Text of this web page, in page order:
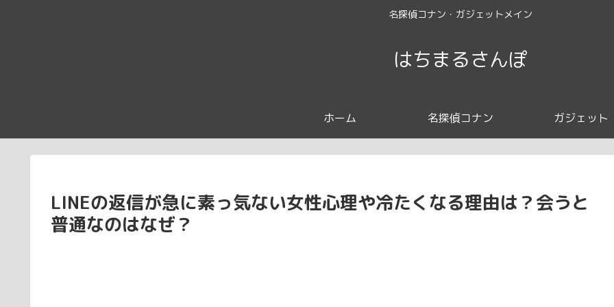
名探偵コナン・ガジェットメイン
はちまるさんぽ
ホーム 名探偵コナン ガジェット
LINEの返信が急に素っ気ない女性心理や冷たくなる理由は？会うと
普通なのはなぜ？